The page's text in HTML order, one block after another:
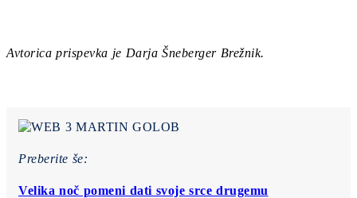
Avtorica prispevka je Darja Šneberger Brežnik.
Preberite še:
Velika noč pomeni dati svoje srce drugemu